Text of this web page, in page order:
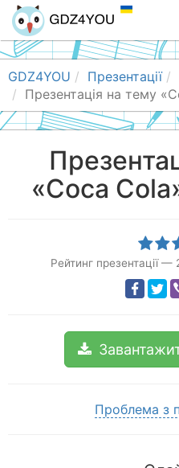
GDZ4YOU Презентації
Презентація на тему
«Coca
Рейтинг презентації —
Проблема з